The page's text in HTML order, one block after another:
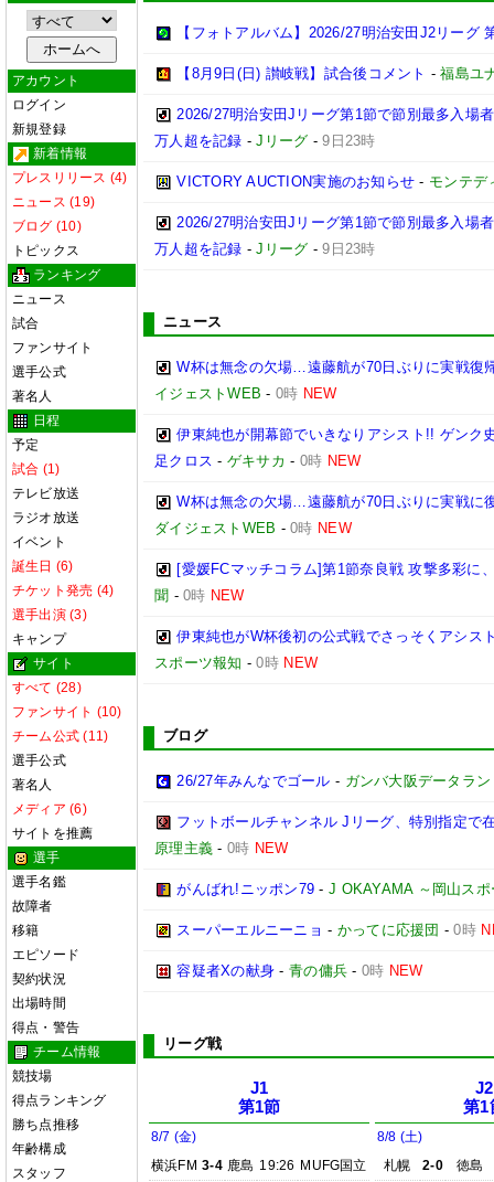
アカウント
ログイン
新規登録
新着情報
プレスリリース (4)
ニュース (19)
ブログ (10)
トピックス
ランキング
ニュース
試合
ファンサイト
選手公式
著名人
日程
予定
試合 (1)
テレビ放送
ラジオ放送
イベント
誕生日 (6)
チケット発売 (4)
選手出演 (3)
キャンプ
サイト
すべて (28)
ファンサイト (10)
チーム公式 (11)
選手公式
著名人
メディア (6)
サイトを推薦
選手
選手名鑑
故障者
移籍
エピソード
契約状況
出場時間
得点・警告
チーム情報
競技場
得点ランキング
勝ち点推移
年齢構成
スタッフ
【フォトアルバム】2026/27明治安田J2リーグ
【8月9日(日) 讃岐戦】試合後コメント -福島ユ
2026/27明治安田Jリーグ第1節で節別最多入場
万人超を記録 -Jリーグ -9日23時
VICTORY AUCTION実施のお知らせ - モンテデ
2026/27明治安田Jリーグ第1節で節別最多入場
万人超を記録 -Jリーグ -9日23時
ニュース
W杯は無念の欠場…遠藤航が70日ぶりに実戦復
イジェストWEB - 0時 NEW
伊東純也が開幕節でいきなりアシスト!! ゲンク
足クロス - ゲキサカ - 0時 NEW
W杯は無念の欠場…遠藤航が70日ぶりに実戦に
ダイジェストWEB -0時 NEW
[愛媛FCマッチコラム]第1節奈良戦 攻撃多彩に
聞 -0時 NEW
伊東純也がW杯後初の公式戦でさっそくアシス
スポーツ報知 -0時 NEW
ブログ
26/27年みんなでゴール - ガンバ大阪データラ
フットボールチャンネル Jリーグ、特別指定で
原理主義 - 0時 NEW
がんばれ!ニッポン79 -J OKAYAMA ～岡山ス
スーパーエルニーニョ - かってに応援団 -0時
容疑者Xの献身 - 青の傭兵 - 0時 NEW
リーグ戦
J1
第1節
8/7 (金)
横浜FM 3-4 鹿島 19:26 MUFG国立
J2
第1
8/8 (土)
札幌
2-0
徳島